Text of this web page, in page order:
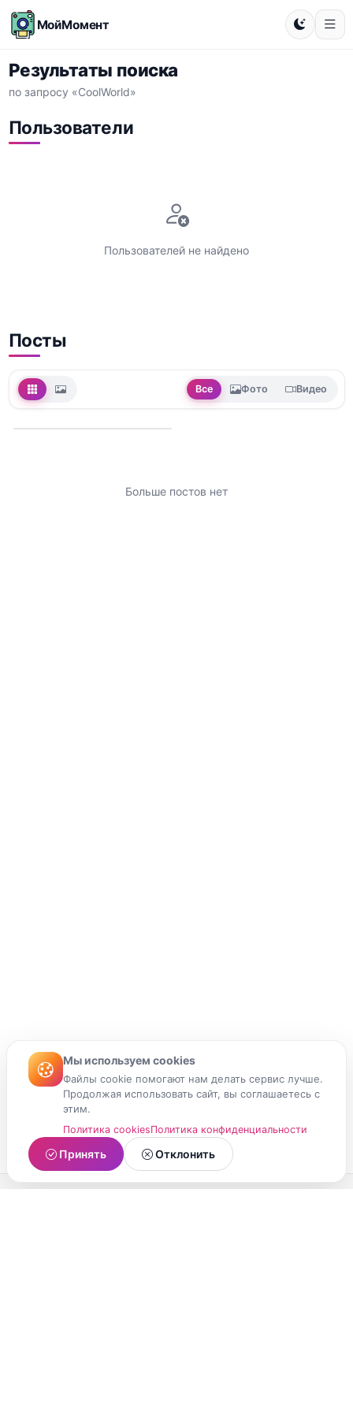
МойМомент
Результаты поиска
по запросу «CoolWorld»
Пользователи
Пользователей не найдено
Посты
Все Фото Видео
Больше постов нет
Мы используем cookies
Файлы cookie помогают нам делать сервис лучше.
Продолжая использовать сайт, вы соглашаетесь с
этим.
Политика cookiesПолитика конфиденциальности
Принять Отклонить